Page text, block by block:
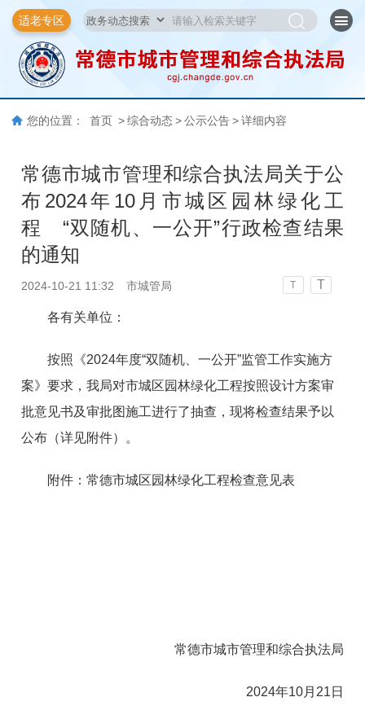
适老专区
您的位置： 首页 > 综合动态 > 公示公告 > 详细内容
常德市城市管理和综合执法局关于公
布2024年10月市城区园林绿化工
程 “双随机、一公开”行政检查结果
的通知
2024-10-21 11:32 市城管局 T T
各有关单位：
按照《2024年度“双随机、一公开”监管工作实施方
案》要求，我局对市城区园林绿化工程按照设计方案审
批意见书及审批图施工进行了抽查，现将检查结果予以
公布（详见附件）。
附件：常德市城区园林绿化工程检查意见表
常德市城市管理和综合执法局
2024年10月21日